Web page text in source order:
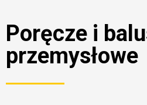
Poręcze i
przemysłowe